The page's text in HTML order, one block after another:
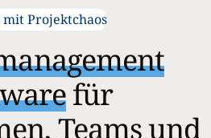
mit Projektchaos
für
Teams und